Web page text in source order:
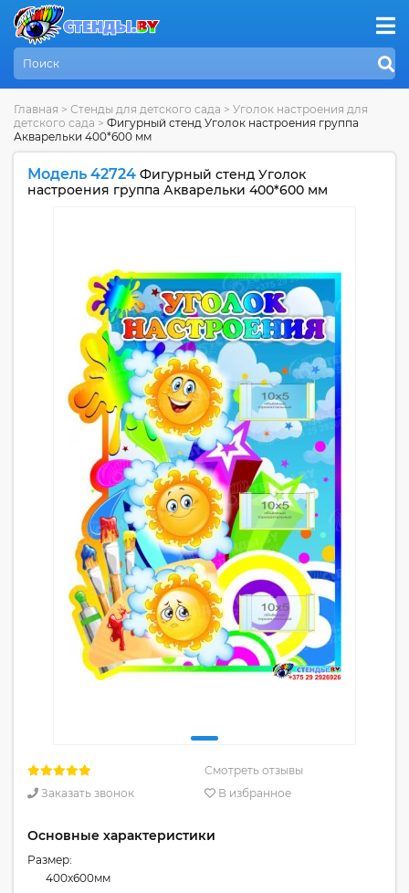
Главная > Стенды для детского сада > Уголок настроения для
детского сада > Фигурный стенд Уголок настроения группа
Акварельки 400*600 мм
Модель 42724 Фигурный стенд Уголок
настроения группа Акварельки 400*600 мм
Смотреть отзывы
Заказать звонок
В избранное
Основные характеристики
Размер:
400x600мм